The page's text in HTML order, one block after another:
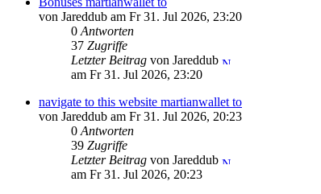
von Jareddub am Fr 31. Jul 2026, 23:20
0 Antworten
37 Zugriffe
Letzter Beitrag von Jareddub
am Fr 31. Jul 2026, 23:20
navigate to this website martianwallet to
von Jareddub am Fr 31. Jul 2026, 20:23
0 Antworten
39 Zugriffe
Letzter Beitrag von Jareddub
am Fr 31. Jul 2026, 20:23